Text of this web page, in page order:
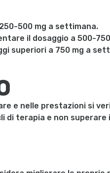
500 mg a settimana.
il dosaggio a 500-
superiori a 750 mg a
e nelle prestazioni si
terapia e non superare